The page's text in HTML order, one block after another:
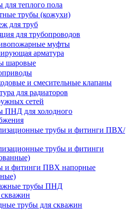
для теплого пола
трубы (кожухи)
для труб
для трубопроводов
муфты
арматура
шаровые
и смесительные клапаны
для радиаторов
сетей
ПНД для холодного
трубы и фитинги ПВХ/
трубы и фитинги
и фитинги ПВХ напорные
трубы ПНД
трубы для скважин